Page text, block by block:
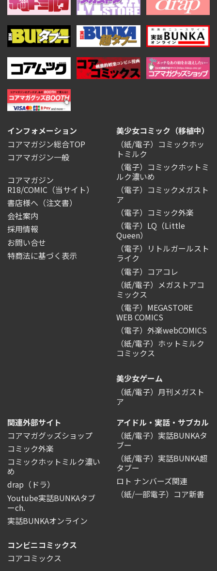
インフォメーション
コアマガジン総合TOP
コアマガジン一般
コアマガジン
R18/COMIC （当サイト）
書店様へ（注文書）
会社案内
採用情報
お問い合せ
特商法に基づく表示
美少女コミック（移植中）
（紙/電子）コミックホッ
トミルク
（電子）コミックホットミ
ルク濃いめ
（電子）コミックメガスト
ア
（電子）コミック外楽
（電子）LQ（Little
Queen）
（電子）リトルガールスト
ライク
（電子）コアコレ
（紙/電子）メガストアコ
ミックス
（電子）MEGASTORE
WEB COMICS
（電子）外楽webCOMICS
（紙/電子）ホットミルク
コミックス
美少女ゲーム
（紙/電子）月刊メガスト
ア
関連外部サイト
コアマガグッズショップ
コミック外楽
コミックホットミルク濃い
め
drap（ドラ）
Youtube実話BUNKAタブ
ーch.
実話BUNKAオンライン
アイドル・実話・サブカル
（紙/電子）実話BUNKAタ
ブー
（紙/電子）実話BUNKA超
タブー
ロト ナンバーズ関連
（紙/一部電子）コア新書
コンビニコミックス
コアコミックス